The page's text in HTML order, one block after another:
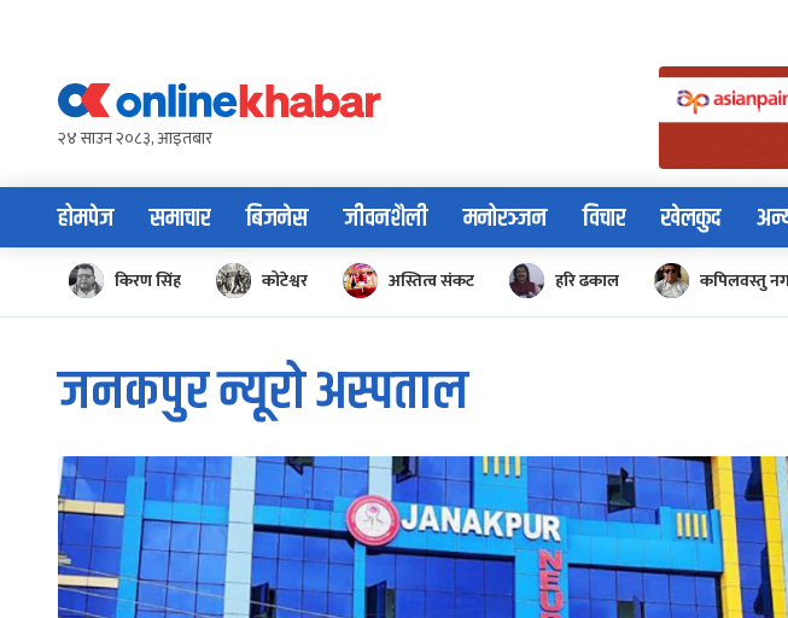
content२४ साउन २०८३, आइतबार
होमपेज समाचार बिजनेस जीवनशैली मनोरञ्जन विचार खेलकुद
किरण सिंह कोटेश्वर अस्तित्व संकट हरि ढकाल कपिलवस्तु
जनकपुर न्यूरो अस्पताल